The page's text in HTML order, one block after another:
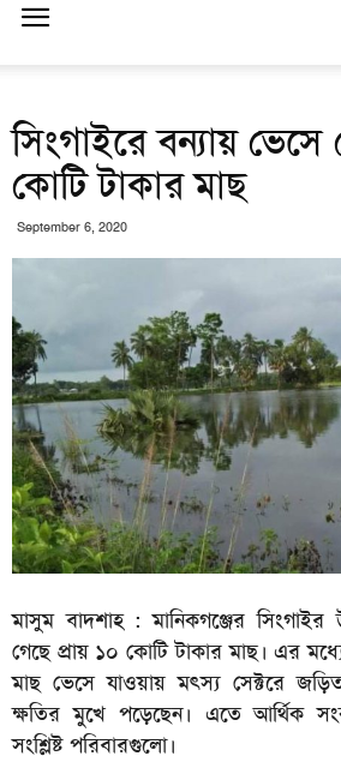
সিংগাইরে বন্যায়
কোটি টাকার মাছ
September 6, 2020
মাসুম বাদশাহ : মানিকগঞ্জের
গেছে প্রায় ১০ কোটি টাকার মাছ। এর
মাছ ভেসে যাওয়ায় মৎস্য সেক্টরে
ক্ষতির মুখে পড়েছেন। এতে আর্থিক
সংশ্লিষ্ট পরিবারগুলো।